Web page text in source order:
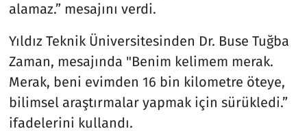
alamaz.” mesajını verdi.
Yıldız Teknik Üniversitesinden Dr. Buse Tuğba
Zaman, mesajında "Benim kelimem merak.
Merak, beni evimden 16 bin kilometre öteye,
bilimsel araştırmalar yapmak için sürükledi.”
ifadelerini kullandı.